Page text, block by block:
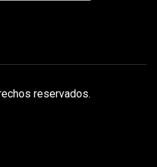
reservados.